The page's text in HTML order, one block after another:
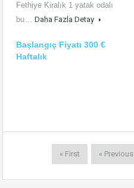
Fethiye Kiralık 1 yatak odalı
bu… Daha Fazla Detay
Başlangıç Fiyatı 300 €
Haftalık
« First « Previous